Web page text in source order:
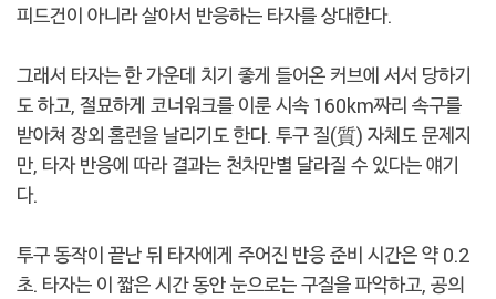
피드건이 아니라 살아서 반응하는 타자를 상대한다.
그래서 타자는 한 가운데 치기 좋게 들어온 커브에 서서 당하기
도 하고, 절묘하게 코너워크를 이룬 시속 160km짜리 속구를
받아쳐 장외 홈런을 날리기도 한다. 투구 질(質) 자체도 문제지
만, 타자 반응에 따라 결과는 천차만별 달라질 수 있다는 얘기
다.
투구 동작이 끝난 뒤 타자에게 주어진 반응 준비 시간은 약 0.2
초. 타자는 이 짧은 시간 동안 눈으로는 구질을 파악하고, 공의